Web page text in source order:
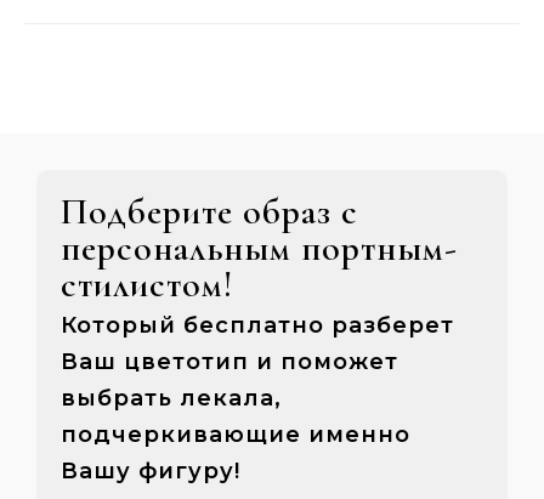
Подберите образ с
персональным портным-
стилистом!
Который бесплатно разберет
Ваш цветотип и поможет
выбрать лекала,
подчеркивающие именно
Вашу фигуру!